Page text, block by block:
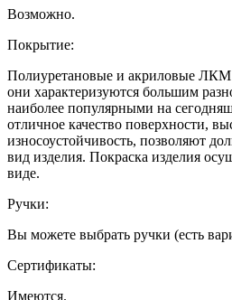
Возможно.
Покрытие:
Полиуретановые и акриловые
они характеризуются большим
наиболее популярными на
отличное качество поверхности,
износоустойчивость, позволяют
вид изделия. Покраска изделия
виде.
Ручки:
Вы можете выбрать ручки (есть
Сертификаты:
Имеются.